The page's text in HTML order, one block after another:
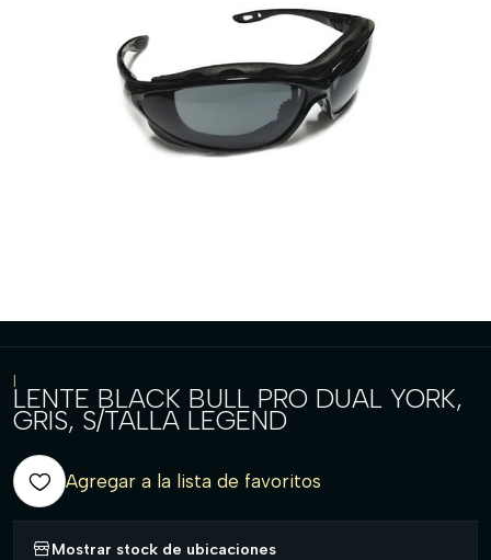
|
LENTE BLACK BULL PRO DUAL YORK,
GRIS, S/TALLA LEGEND
Agregar a la lista de favoritos
Mostrar stock de ubicaciones